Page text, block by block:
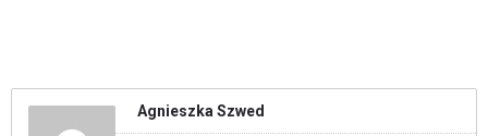
Agnieszka Szwed